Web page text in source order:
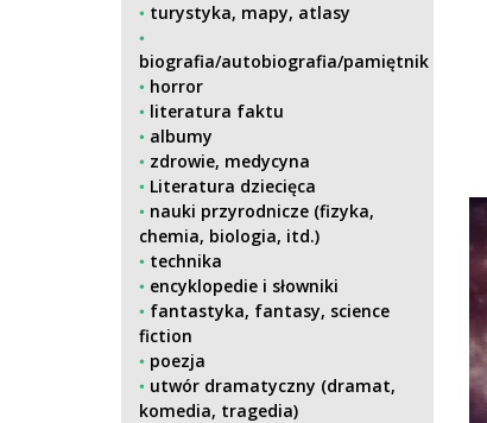
turystyka, mapy, atlasy
biografia/autobiografia/pamiętnik
horror
literatura faktu
albumy
zdrowie, medycyna
Literatura dziecięca
nauki przyrodnicze (fizyka,
chemia, biologia, itd.)
technika
encyklopedie i słowniki
fantastyka, fantasy, science
fiction
poezja
utwór dramatyczny (dramat,
komedia, tragedia)